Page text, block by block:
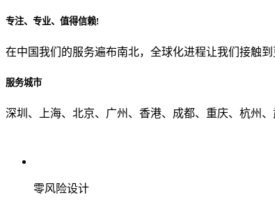
从哪里了解到我们？
专注、专业、值得信赖!
在中国我们的服务遍布南北，全球化进程让我们接触到
服务城市
深圳、上海、北京、广州、香港、成都、重庆、杭州
零风险设计